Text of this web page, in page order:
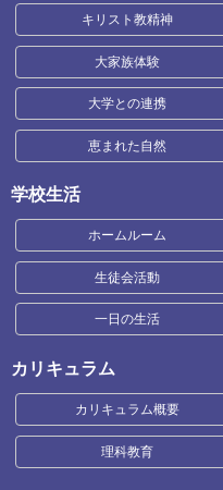
キリスト教精神
大家族体験
大学との連携
恵まれた自然
学校生活
ホームルーム
生徒会活動
一日の生活
カリキュラム
カリキュラム概要
理科教育